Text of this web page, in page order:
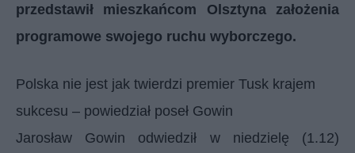
przedstawił mieszkańcom Olsztyna założenia
programowe swojego ruchu wyborczego.
Polska nie jest jak twierdzi premier Tusk krajem
sukcesu – powiedział poseł Gowin
Jarosław Gowin odwiedził w niedzielę (1.12)